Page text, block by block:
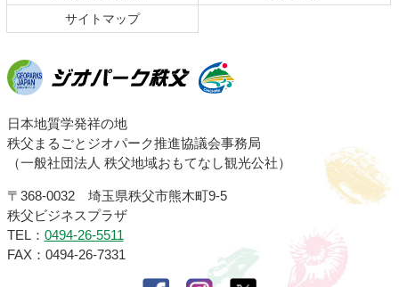
サイトマップ
ジオパーク秩父
日本地質学発祥の地
秩父まるごとジオパーク推進協議会事務局
（一般社団法人 秩父地域おもてなし観光公社）
〒368-0032 埼玉県秩父市熊木町9-5
秩父ビジネスプラザ
TEL： 0494-26-5511
FAX：0494-26-7331